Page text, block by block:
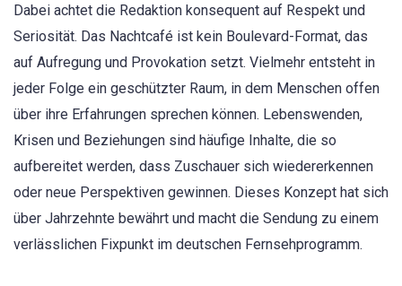
Dabei achtet die Redaktion konsequent auf Respekt und
Seriosität. Das Nachtcafé ist kein Boulevard-Format, das
auf Aufregung und Provokation setzt. Vielmehr entsteht in
jeder Folge ein geschützter Raum, in dem Menschen offen
über ihre Erfahrungen sprechen können. Lebenswenden,
Krisen und Beziehungen sind häufige Inhalte, die so
aufbereitet werden, dass Zuschauer sich wiedererkennen
oder neue Perspektiven gewinnen. Dieses Konzept hat sich
über Jahrzehnte bewährt und macht die Sendung zu einem
verlässlichen Fixpunkt im deutschen Fernsehprogramm.